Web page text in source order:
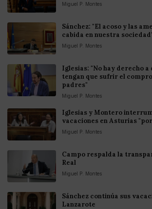
Miguel P. Montes
Sánchez: "El acoso y las
cabida en nuestra
Miguel P. Montes
Iglesias: "No hay derecho a
tengan que sufrir el
padres"
Miguel P. Montes
Iglesias y Montero
vacaciones en Asturias
Miguel P. Montes
Campo respalda la
Real
Miguel P. Montes
Sánchez continúa sus
Lanzarote